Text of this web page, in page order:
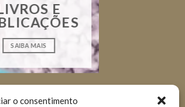
o consentimento
E
SAIBA MAIS